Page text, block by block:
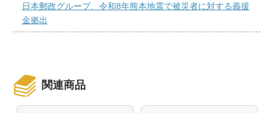
日本郵政グループ、令和8年熊本地震で被災者に対する義援
金拠出
関連商品